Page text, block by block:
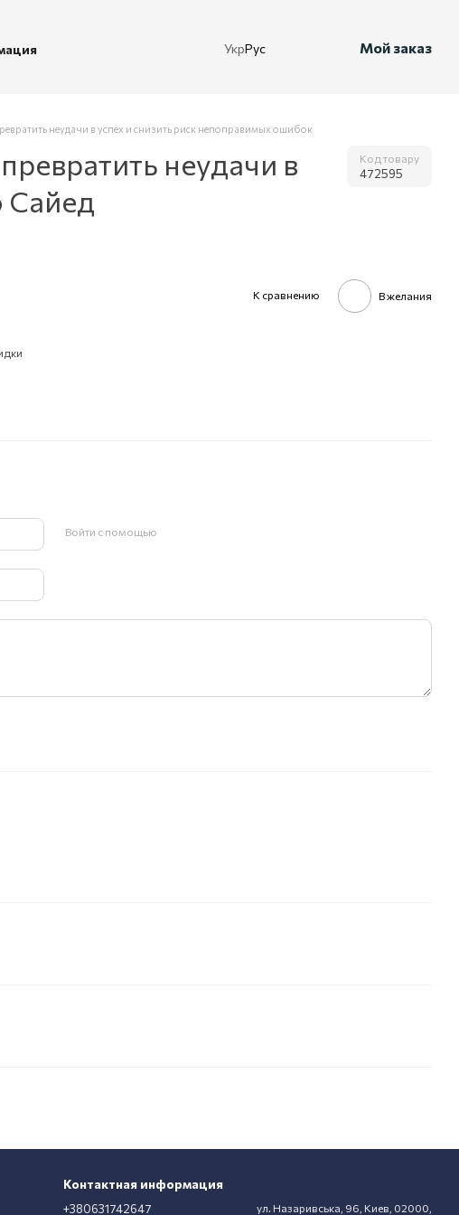
УкрРус Мой заказ
неудачи в успех и снизить риск непоправимых ошибок
неудачи в
Сайед
Код товару
472595
К сравнению В желания
Войти с помощью
Контактная информация
+380631742647 ул. Назаривська, 96, Киев, 02000,